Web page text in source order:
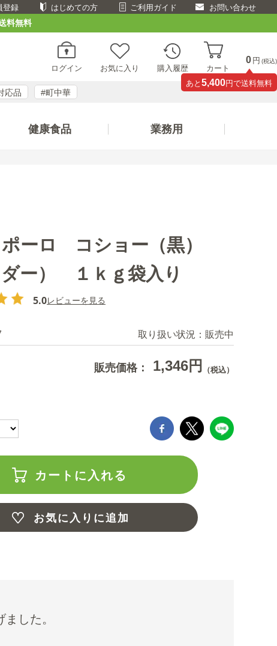
登録 はじめての方 ご利用ガイド お問い合わせ
料無料
ログイン お気に入り 購入履歴 カート
0 円 (税込)
あと 5,400円で送料無料
応品 #町中華
健康食品 業務用
ーロ コショー（黒）
ダー） １ｋｇ袋入り
5.0レビューを見る
取り扱い状況： 販売中
販売価格： 1,346円 （税込）
カートに入れる
お気に入りに追加
した。